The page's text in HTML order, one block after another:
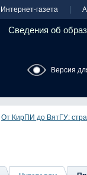
Интернет-газета
Сведения об
Версия
От КирПИ до ВятГУ: